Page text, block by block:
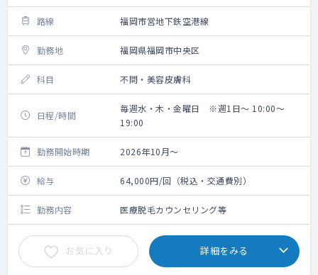
路線 福岡市営地下鉄空港線
勤務地 福岡県福岡市中央区
科目 不問・美容皮膚科
日程/時間
毎週水・木・金曜日 ※週1日～ 10:00～
19:00
勤務開始時期 2026年10月～
給与 64,000円/回（税込・交通費別）
勤務内容 医療脱毛カウンセリング等
お気に入り 詳細をみる